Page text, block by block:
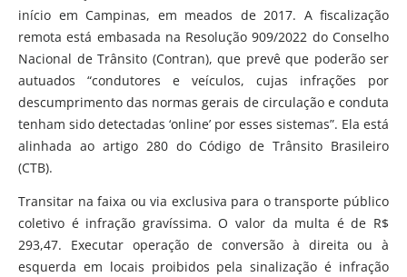
início em Campinas, em meados de 2017. A fiscalização
remota está embasada na Resolução 909/2022 do Conselho
Nacional de Trânsito (Contran), que prevê que poderão ser
autuados “condutores e veículos, cujas infrações por
descumprimento das normas gerais de circulação e conduta
tenham sido detectadas ‘online’ por esses sistemas”. Ela está
alinhada ao artigo 280 do Código de Trânsito Brasileiro
(CTB).
Transitar na faixa ou via exclusiva para o transporte público
coletivo é infração gravíssima. O valor da multa é de R$
293,47. Executar operação de conversão à direita ou à
esquerda em locais proibidos pela sinalização é infração